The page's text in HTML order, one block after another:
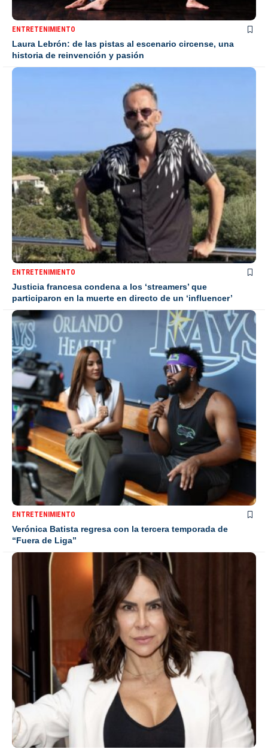
ENTRETENIMIENTO
Laura Lebrón: de las pistas al escenario circense, una
historia de reinvención y pasión
ENTRETENIMIENTO
Justicia francesa condena a los ‘streamers’ que
participaron en la muerte en directo de un ‘influencer’
ENTRETENIMIENTO
Verónica Batista regresa con la tercera temporada de
“Fuera de Liga”